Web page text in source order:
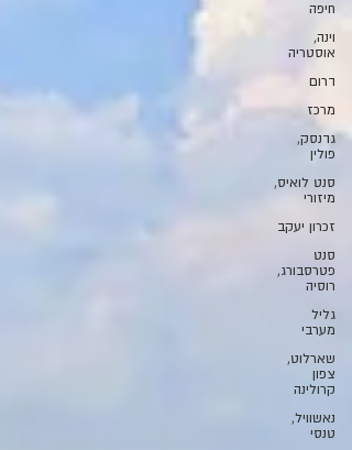
חיפה
וינה,
אוסטריה
דרום
מרכז
גדנסק,
פולין
סנט לואיס,
מיזורי
זכרון יעקב
סנט
פטרסבורג,
רוסיה
גליל
מערבי
שארלוט,
צפון
קרולינה
נאשוויל,
טנסי